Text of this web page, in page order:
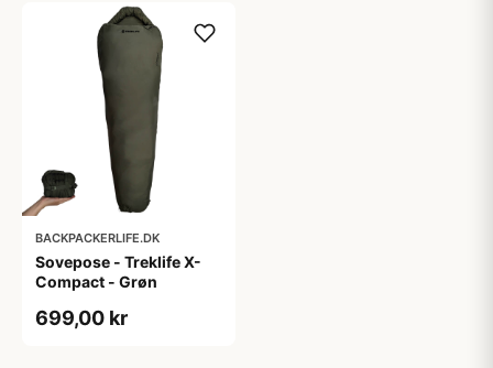
BACKPACKERLIFE.DK
Sovepose - Treklife X-
Compact - Grøn
699,00 kr